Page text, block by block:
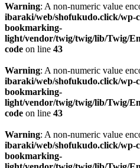
Warning: A non-numeric value
ibaraki/web/shofukudo.click/wp-
bookmarking-
light/vendor/twig/twig/lib/Twig/
code on line 43
Warning: A non-numeric value
ibaraki/web/shofukudo.click/wp-
bookmarking-
light/vendor/twig/twig/lib/Twig/
code on line 43
Warning: A non-numeric value
ibaraki/web/shofukudo.click/wp-
bookmarking-